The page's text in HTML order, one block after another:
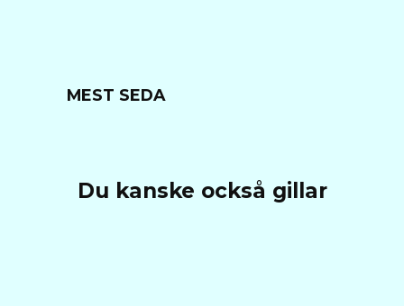
MEST SEDA
Du kanske också gillar